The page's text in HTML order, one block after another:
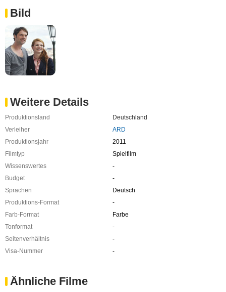
Bild
Weitere Details
Produktionsland
Deutschland
Verleiher
ARD
Produktionsjahr
2011
Filmtyp
Spielfilm
Wissenswertes
-
Budget
-
Sprachen
Deutsch
Produktions-Format
-
Farb-Format
Farbe
Tonformat
-
Seitenverhältnis
-
Visa-Nummer
-
Ähnliche Filme